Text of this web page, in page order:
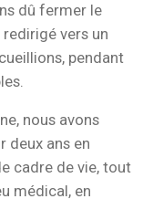
dû fermer le
redirigé vers un
pendant
nous avons
deux ans en
cadre de vie, tout
médical, en